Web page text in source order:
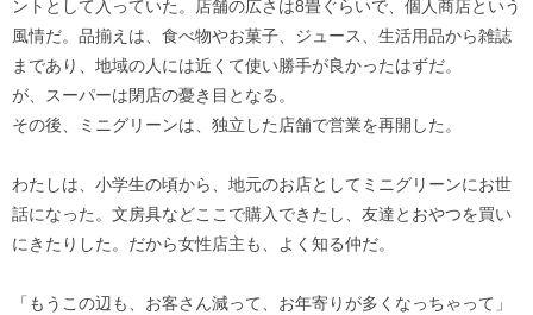
ントとして入っていた。店舗の広さは8畳ぐらいで、個人商店という
風情だ。品揃えは、食べ物やお菓子、ジュース、生活用品から雑誌
まであり、地域の人には近くて使い勝手が良かったはずだ。
が、スーパーは閉店の憂き目となる。
その後、ミニグリーンは、独立した店舗で営業を再開した。
わたしは、小学生の頃から、地元のお店としてミニグリーンにお世
話になった。文房具などここで購入できたし、友達とおやつを買い
にきたりした。だから女性店主も、よく知る仲だ。
「もうこの辺も、お客さん減って、お年寄りが多くなっちゃって」